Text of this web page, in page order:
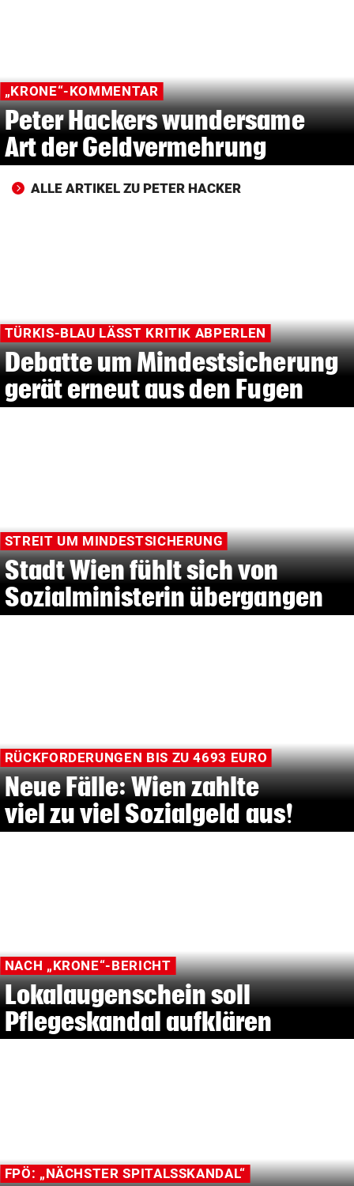
„KRONE“-KOMMENTAR
Peter Hackers wundersame
Art der Geldvermehrung
ALLE ARTIKEL ZU PETER HACKER
TÜRKIS-BLAU LÄSST KRITIK ABPERLEN
Debatte um Mindestsicherung
gerät erneut aus den Fugen
STREIT UM MINDESTSICHERUNG
Stadt Wien fühlt sich von
Sozialministerin übergangen
RÜCKFORDERUNGEN BIS ZU 4693 EURO
Neue Fälle: Wien zahlte
viel zu viel Sozialgeld aus!
NACH „KRONE“-BERICHT
Lokalaugenschein soll
Pflegeskandal aufklären
FPÖ: „NÄCHSTER SPITALSSKANDAL“